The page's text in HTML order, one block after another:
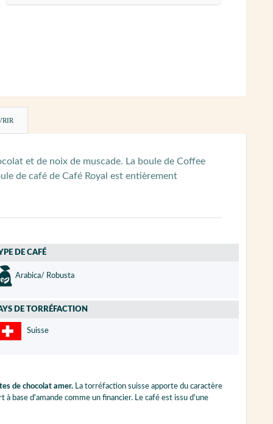
et de noix de muscade. La boule de Coffee
de café de Café Royal est entièrement
DE CAFÉ
Arabica/ Robusta
DE TORRÉFACTION
Suisse
de chocolat amer.La torréfaction suisse apporte du caractère
base d'amande comme un financier. Le café est issu d'une